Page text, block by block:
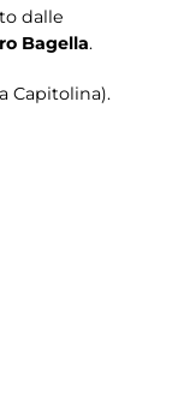
dalle
Bagella.
Capitolina).